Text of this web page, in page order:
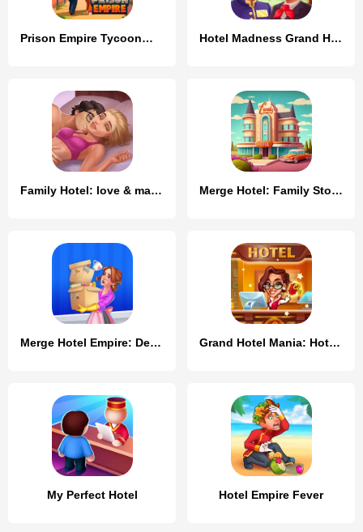
Prison Empire Tycoon－Idle Game Hotel Madness Grand Hotel
Family Hotel: love & match-3 Merge Hotel: Family Story Game
Merge Hotel Empire: Design Grand Hotel Mania: Hotel games
My Perfect Hotel Hotel Empire Fever